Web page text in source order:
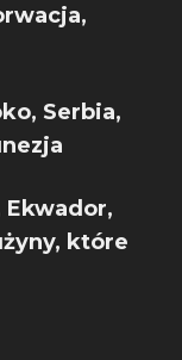
Serbia,
Ekwador,
które